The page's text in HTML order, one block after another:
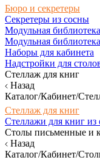
Бюро и секретеры
Секретеры из сосны
Модульная
Модульная
Наборы для кабинета
Надстройки для
Стеллаж для книг
Назад
Каталог/Кабинет/
Стеллаж для книг
Стеллажи для книг из
Столы письменные и
Назад
Каталог/Кабинет/